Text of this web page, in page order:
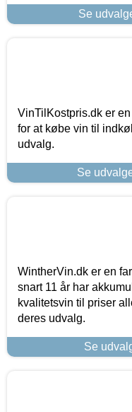
Se
VinTilKostpris.dk er
for at købe vin til
udvalg.
Se
WintherVin.dk er en
snart 11 år har
kvalitetsvin til priser
deres udvalg.
Se